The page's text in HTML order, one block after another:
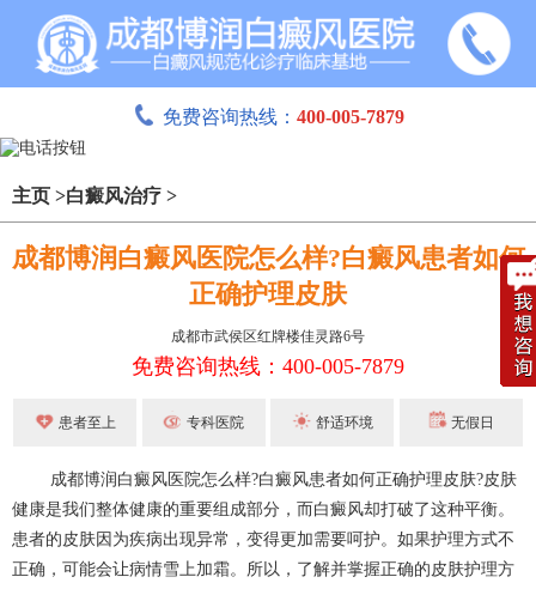
免费咨询热线： 400-005-7879
主页 >白癜风治疗 >
成都博润白癜风医院怎么样?白癜风患者如何
正确护理皮肤
成都市武侯区红牌楼佳灵路6号
免费咨询热线：400-005-7879
患者至上 专科医院 舒适环境 无假日
成都博润白癜风医院怎么样?白癜风患者如何正确护理皮肤?皮肤
健康是我们整体健康的重要组成部分，而白癜风却打破了这种平衡。
患者的皮肤因为疾病出现异常，变得更加需要呵护。如果护理方式不
正确，可能会让病情雪上加霜。所以，了解并掌握正确的皮肤护理方